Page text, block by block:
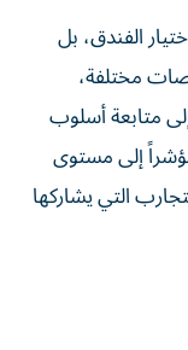
الفندق، بل
مختلفة،
متابعة أسلوب
إلى مستوى
التي يشاركها